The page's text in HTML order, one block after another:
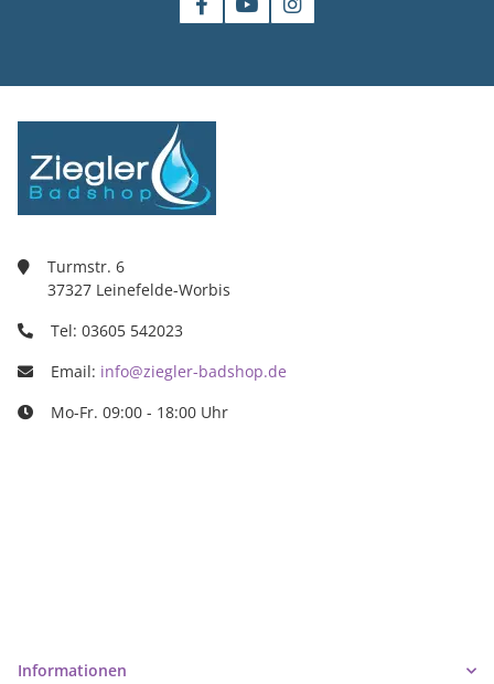
Turmstr. 6
37327 Leinefelde-Worbis
Tel: 03605 542023
Email: info@ziegler-badshop.de
Mo-Fr. 09:00 - 18:00 Uhr
Informationen